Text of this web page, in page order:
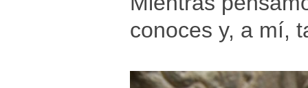
conoces y, a mí,